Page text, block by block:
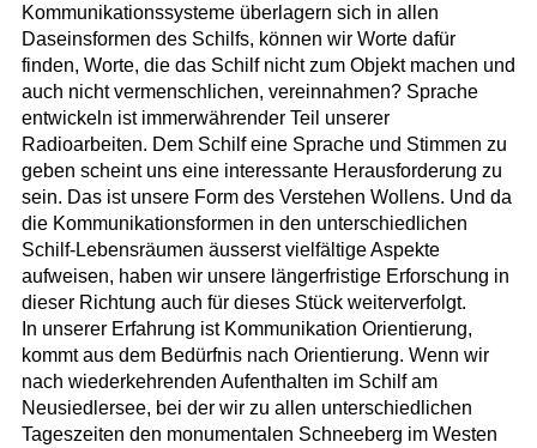
Kommunikationssysteme überlagern sich in allen
Daseinsformen des Schilfs, können wir Worte dafür
finden, Worte, die das Schilf nicht zum Objekt machen und
auch nicht vermenschlichen, vereinnahmen? Sprache
entwickeln ist immerwährender Teil unserer
Radioarbeiten. Dem Schilf eine Sprache und Stimmen zu
geben scheint uns eine interessante Herausforderung zu
sein. Das ist unsere Form des Verstehen Wollens. Und da
die Kommunikationsformen in den unterschiedlichen
Schilf-Lebensräumen äusserst vielfältige Aspekte
aufweisen, haben wir unsere längerfristige Erforschung in
dieser Richtung auch für dieses Stück weiterverfolgt.
In unserer Erfahrung ist Kommunikation Orientierung,
kommt aus dem Bedürfnis nach Orientierung. Wenn wir
nach wiederkehrenden Aufenthalten im Schilf am
Neusiedlersee, bei der wir zu allen unterschiedlichen
Tageszeiten den monumentalen Schneeberg im Westen